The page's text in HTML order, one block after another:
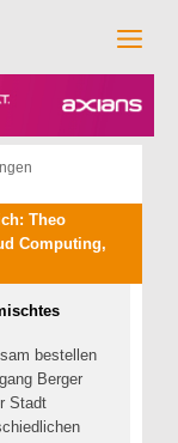
Theo
Computing,
bestellen
Berger
Stadt